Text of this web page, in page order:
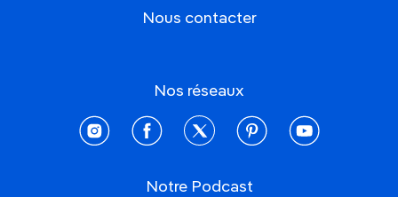
Nous contacter
Nos réseaux
instagramfacebooktwitter pinterestyoutube
Notre Podcast